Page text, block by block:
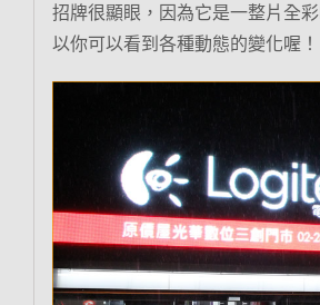
招牌很顯眼，因為它是一整片全
以你可以看到各種動態的變化喔！